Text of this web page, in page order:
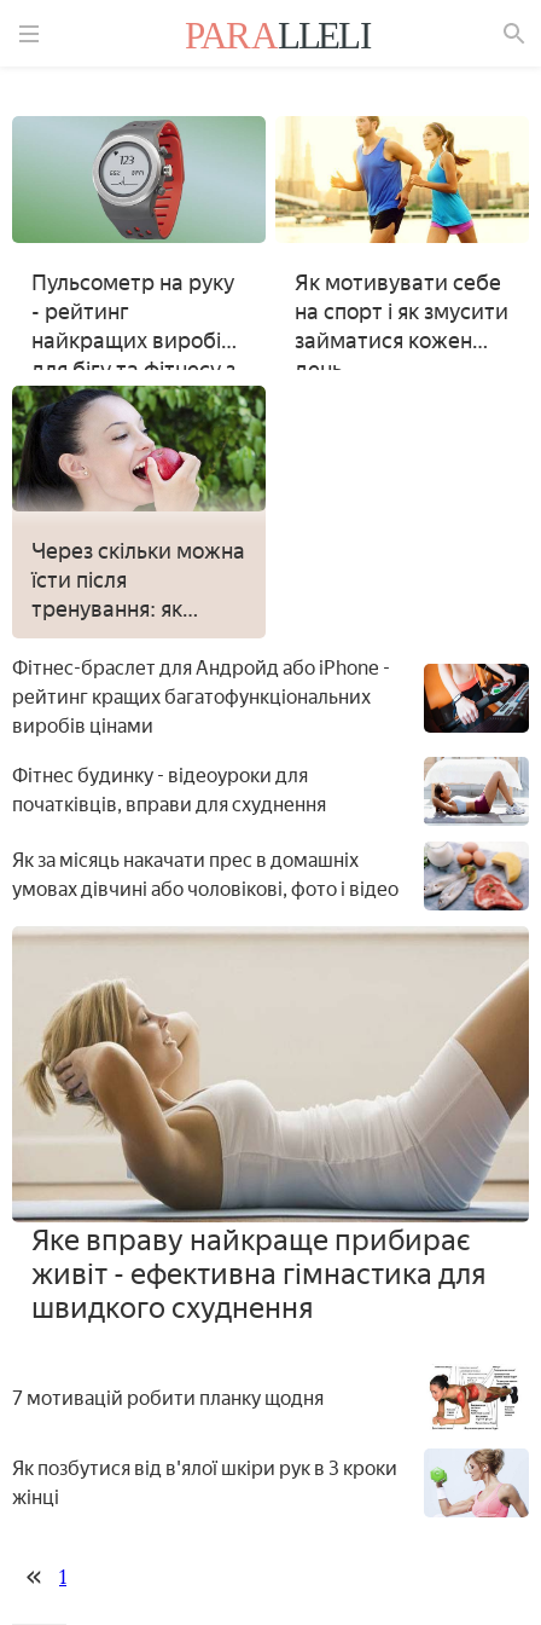
Пульсометр на руку
- рейтинг
найкращих виробів
для бігу та фітнесу з
характеристиками
Як мотивувати себе
на спорт і як змусити
займатися кожен
день
Через скільки можна
їсти після
тренування: як
потрібно
харчуватися
Фітнес-браслет для Андройд або iPhone -
рейтинг кращих багатофункціональних
виробів цінами
Фітнес будинку - відеоуроки для
початківців, вправи для схуднення
Як за місяць накачати прес в домашніх
умовах дівчині або чоловікові, фото і відео
Яке вправу найкраще прибирає
живіт - ефективна гімнастика для
швидкого схуднення
7 мотивацій робити планку щодня
Як позбутися від в'ялої шкіри рук в 3 кроки
жінці
1